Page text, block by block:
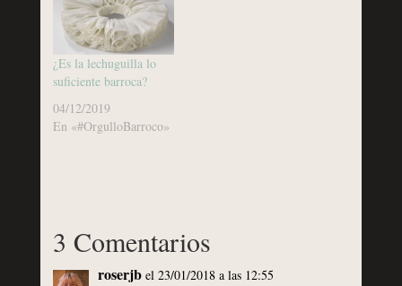
¿Es la lechuguilla lo
suficiente barroca?
04/12/2019
En «#OrgulloBarroco»
3 Comentarios
roserjb el 23/01/2018 a las 12:55